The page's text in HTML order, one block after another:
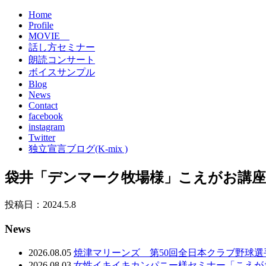
Home
Profile
MOVIE
話し方セミナー
朗読コンサート
ボイスサンプル
Blog
News
Contact
facebook
instagram
Twitter
独立宣言ブログ(K-mix )
袋井「デンマーク牧場様」こえがお講座
投稿日：2024.5.8
News
2026.08.05 焼津マリーンズ 第50回全日本クラブ野球